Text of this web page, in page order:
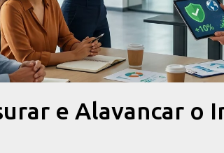
e Alavancar o